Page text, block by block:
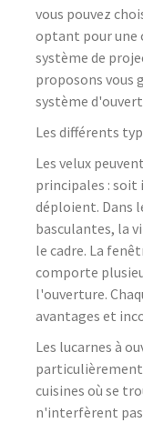
vous pouvez
optant pour une
système de
proposons vous
système
Les différents
Les velux
principales : soit
déploient. Dans
basculantes, la
le cadre. La
comporte
l'ouverture.
avantages et
Les lucarnes à
particulièrement
cuisines où se
n'interfèrent pas